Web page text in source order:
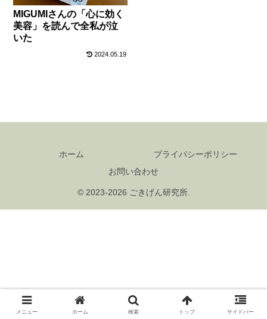
MIGUMIさんの「心に効く
美容」を読んで全私が泣
いた
2024.05.19
ホーム
プライバシーポリシー
お問い合わせ
© 2023-2026 ごきげん研究所.
メニュー ホーム 検索 トップ サイドバー